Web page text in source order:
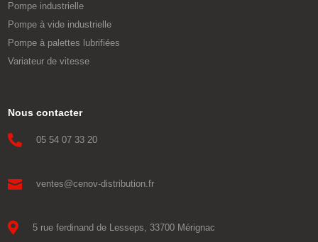
Pompe industrielle
Pompe à vide industrielle
Pompe à palettes lubrifiées
Variateur de vitesse
Nous contacter
 05 54 07 33 20
 ventes@cenov-distribution.fr
 5 rue ferdinand de Lesseps, 33700 Mérignac